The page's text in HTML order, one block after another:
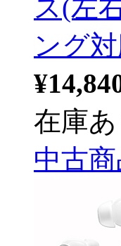
ス(左
ング
在庫あ
中古